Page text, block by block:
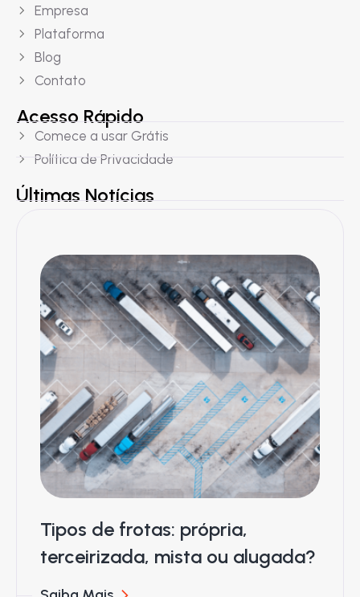
Empresa
Plataforma
Blog
Contato
Acesso Rápido
Comece a usar Grátis
Política de Privacidade
Últimas Notícias
Tipos de frotas: própria,
terceirizada, mista ou alugada?